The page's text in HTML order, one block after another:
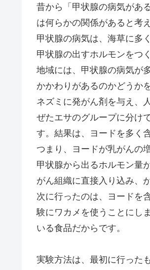
昔から「甲状腺の病気があ
は何らかの関係があると考
甲状腺の病気は、海草に多
甲状腺の出すホルモンをつ
地域には、甲状腺の病気が
かかわりがあるのかどうか
ネズミに発がん剤を与え、
ぜたエサのグループに分け
す。結果は、ヨードを多く
つまり、ヨードが乳がんの
甲状腺から出るホルモン量
がん組織に直接入り込み、
次に行ったのは、ヨードを
験にワカメを使うことにし
いる食品だからです。
実験方法は、最初に行った